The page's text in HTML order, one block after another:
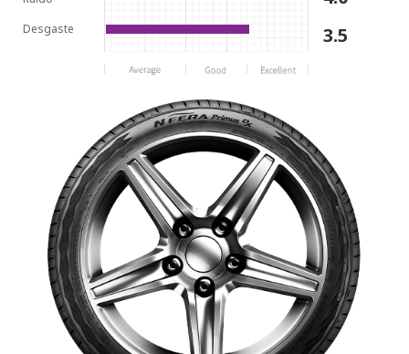
Desgaste 3.5